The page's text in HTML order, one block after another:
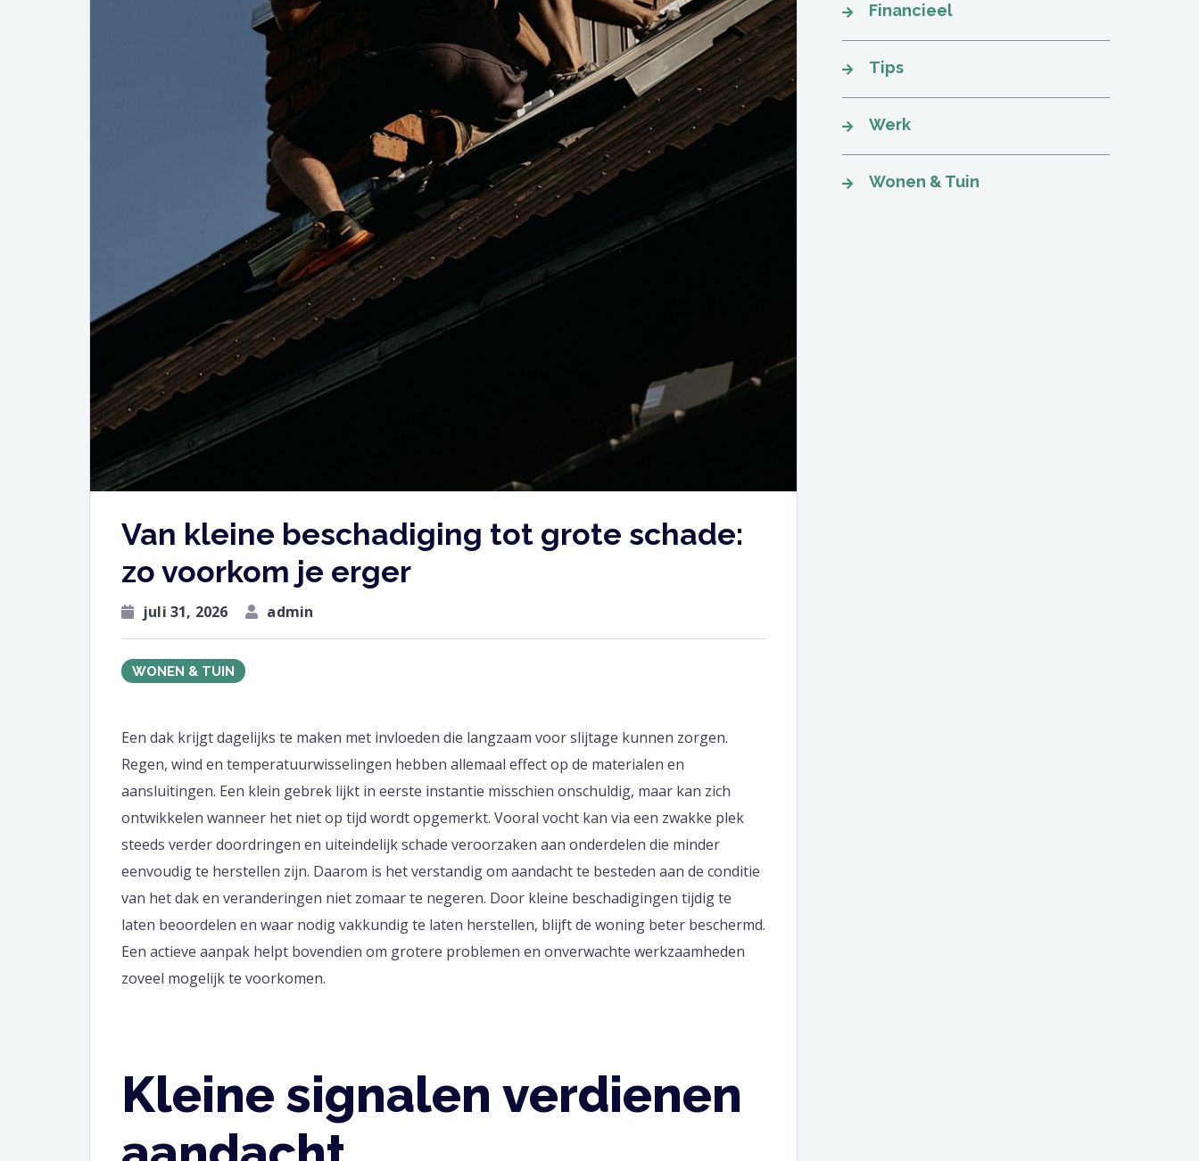
Van kleine beschadiging tot grote schade:
zo voorkom je erger
juli 31, 2026 admin
WONEN & TUIN
Een dak krijgt dagelijks te maken met invloeden die langzaam voor slijtage kunnen zorgen.
Regen, wind en temperatuurwisselingen hebben allemaal effect op de materialen en
aansluitingen. Een klein gebrek lijkt in eerste instantie misschien onschuldig, maar kan zich
ontwikkelen wanneer het niet op tijd wordt opgemerkt. Vooral vocht kan via een zwakke plek
steeds verder doordringen en uiteindelijk schade veroorzaken aan onderdelen die minder
eenvoudig te herstellen zijn. Daarom is het verstandig om aandacht te besteden aan de conditie
van het dak en veranderingen niet zomaar te negeren. Door kleine beschadigingen tijdig te
laten beoordelen en waar nodig vakkundig te laten herstellen, blijft de woning beter beschermd.
Een actieve aanpak helpt bovendien om grotere problemen en onverwachte werkzaamheden
zoveel mogelijk te voorkomen.
Kleine signalen verdienen
Financieel
Tips
Werk
Wonen & Tuin